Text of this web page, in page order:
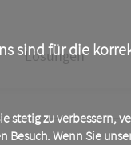
sind für die
stetig zu verbessern,
Besuch. Wenn Sie
Main
Lösungen